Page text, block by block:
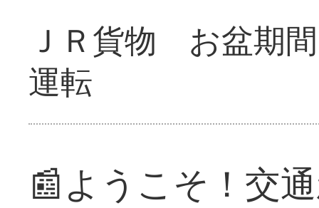
ＪＲ貨物 お盆期
運転
📰ようこそ！交